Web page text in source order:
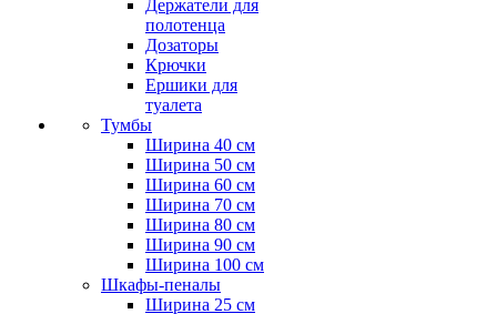
Держатели для
полотенца
Дозаторы
Крючки
Ершики для
туалета
Тумбы
Ширина 40 см
Ширина 50 см
Ширина 60 см
Ширина 70 см
Ширина 80 см
Ширина 90 см
Ширина 100 см
Шкафы-пеналы
Ширина 25 см